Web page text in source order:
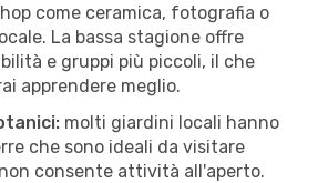
come ceramica, fotografia o
La bassa stagione offre
e gruppi più piccoli, il che
apprendere meglio.
molti giardini locali hanno
che sono ideali da visitare
consente attività all'aperto.